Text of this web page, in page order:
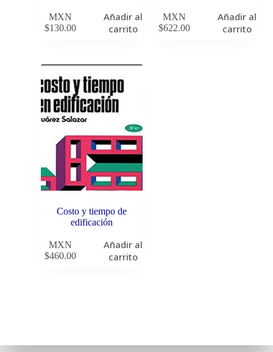
MXN
$130.00
Añadir al
carrito
MXN
$622.00
Añadir al
carrito
Costo y tiempo de
edificación
MXN
$460.00
Añadir al
carrito